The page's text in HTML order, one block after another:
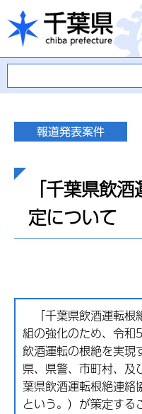
千葉県
「千葉県飲
定について
「千葉県飲酒運転根
組の強化のため、令
飲酒運転の根絶を実現
県、県警、市町村、及
葉県飲酒運転根絶連絡
という。）が策定する